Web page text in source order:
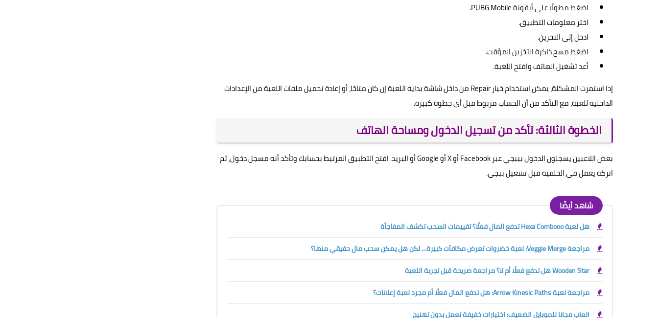
اضغط مطولًا على أيقونة PUBG Mobile.
اختر معلومات التطبيق.
ادخل إلى التخزين.
اضغط مسح ذاكرة التخزين المؤقت.
أعد تشغيل الهاتف وافتح اللعبة.
إذا استمرت المشكلة، يمكن استخدام خيار Repair من داخل شاشة بداية اللعبة إن كان متاحًا، أو إعادة تحميل ملفات اللعبة من الإعدادات
الداخلية للعبة، مع التأكد من أن الحساب مربوط قبل أي خطوة كبيرة.
الخطوة الثالثة: تأكد من تسجيل الدخول ومساحة الهاتف
بعض اللاعبين يسجلون الدخول بببجي عبر Facebook أو X أو Google أو البريد. افتح التطبيق المرتبط بحسابك وتأكد أنه مسجل دخول، ثم
اتركه يعمل في الخلفية قبل تشغيل ببجي.
شاهد أيضًا
هل لعبة Hexa Combooo تدفع المال فعلًا؟ تقييمات السحب تكشف المفاجأة
مراجعة Veggie Merge: لعبة خضروات تعرض مكافآت كبيرة… لكن هل يمكن سحب مال حقيقي منها؟
Wooden Star هل تدفع فعلًا أم لا؟ مراجعة صريحة قبل تجربة اللعبة
مراجعة لعبة Arrow Kinesic Paths: هل تدفع المال فعلًا أم مجرد لعبة إعلانات؟
العاب مجانا للموبايل الضعيف: اختيارات خفيفة تعمل بدون تهنيج